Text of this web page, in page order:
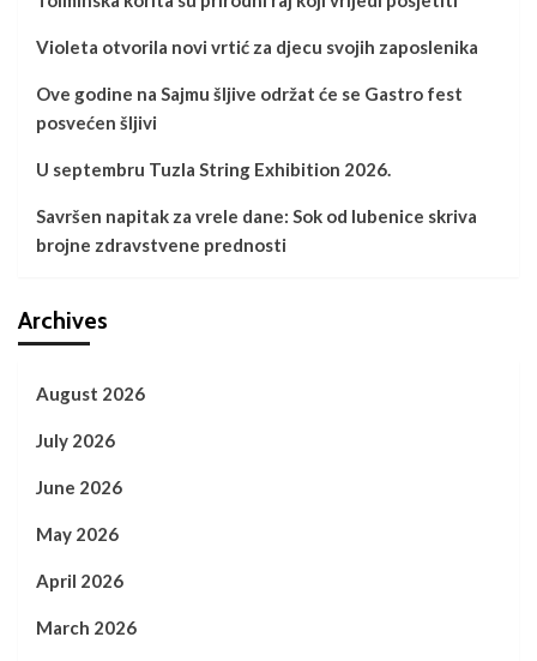
Violeta otvorila novi vrtić za djecu svojih zaposlenika
Ove godine na Sajmu šljive održat će se Gastro fest
posvećen šljivi
U septembru Tuzla String Exhibition 2026.
Savršen napitak za vrele dane: Sok od lubenice skriva
brojne zdravstvene prednosti
Archives
August 2026
July 2026
June 2026
May 2026
April 2026
March 2026